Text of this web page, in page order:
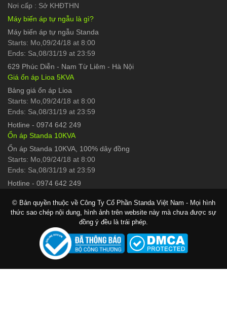
Nơi cấp : Sở KHĐTHN
Máy biến áp tự ngẫu là gì?
Máy biến áp tự ngẫu Standa
Starts: Mo,09/24/18 at 8:00
Ends: Sa,08/31/19 at 23:59
629 Phúc Diễn - Nam Từ Liêm - Hà Nội
Giá ổn áp Lioa 5KVA
Bảng giá ổn áp Lioa
Starts: Mo,09/24/18 at 8:00
Ends: Sa,08/31/19 at 23:59
Hotline - 0974 642 249
Ổn áp Standa 10KVA
Ổn áp Standa 10KVA, 100% dây đồng
Starts: Mo,09/24/18 at 8:00
Ends: Sa,08/31/19 at 23:59
Hotline - 0974 642 249
© Bản quyền thuộc về Công Ty Cổ Phần Standa Việt Nam - Mọi hình
thức sao chép nội dung, hình ảnh trên website này mà chưa được sự
đồng ý đều là trái phép.